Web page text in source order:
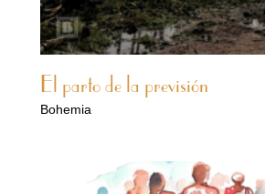
El parto de la previsión
Bohemia